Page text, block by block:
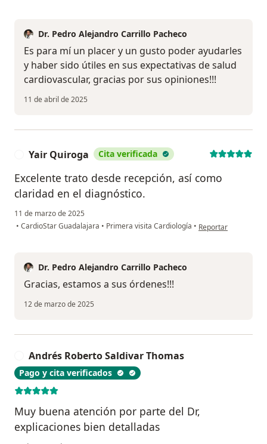
Dr. Pedro Alejandro Carrillo Pacheco
Es para mí un placer y un gusto poder ayudarles
y haber sido útiles en sus expectativas de salud
cardiovascular, gracias por sus opiniones!!!
11 de abril de 2025
Yair Quiroga Cita verificada
Excelente trato desde recepción, así como
claridad en el diagnóstico.
11 de marzo de 2025
• CardioStar Guadalajara • Primera visita Cardiología • en opinión del
Reportar
Dr. Pedro Alejandro Carrillo Pacheco
Gracias, estamos a sus órdenes!!!
12 de marzo de 2025
Andrés Roberto Saldivar Thomas
Pago y cita verificados
Muy buena atención por parte del Dr,
explicaciones bien detalladas